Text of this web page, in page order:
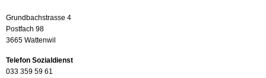
Grundbachstrasse 4
Postfach 98
3665 Wattenwil
Telefon Sozialdienst
033 359 59 61